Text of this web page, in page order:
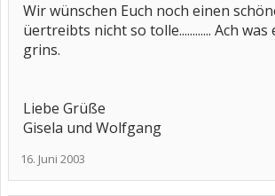
Wir wünschen Euch noch einen
üertreibts nicht so tolle............ Ach
grins.
Liebe Grüße
Gisela und Wolfgang
16. Juni 2003